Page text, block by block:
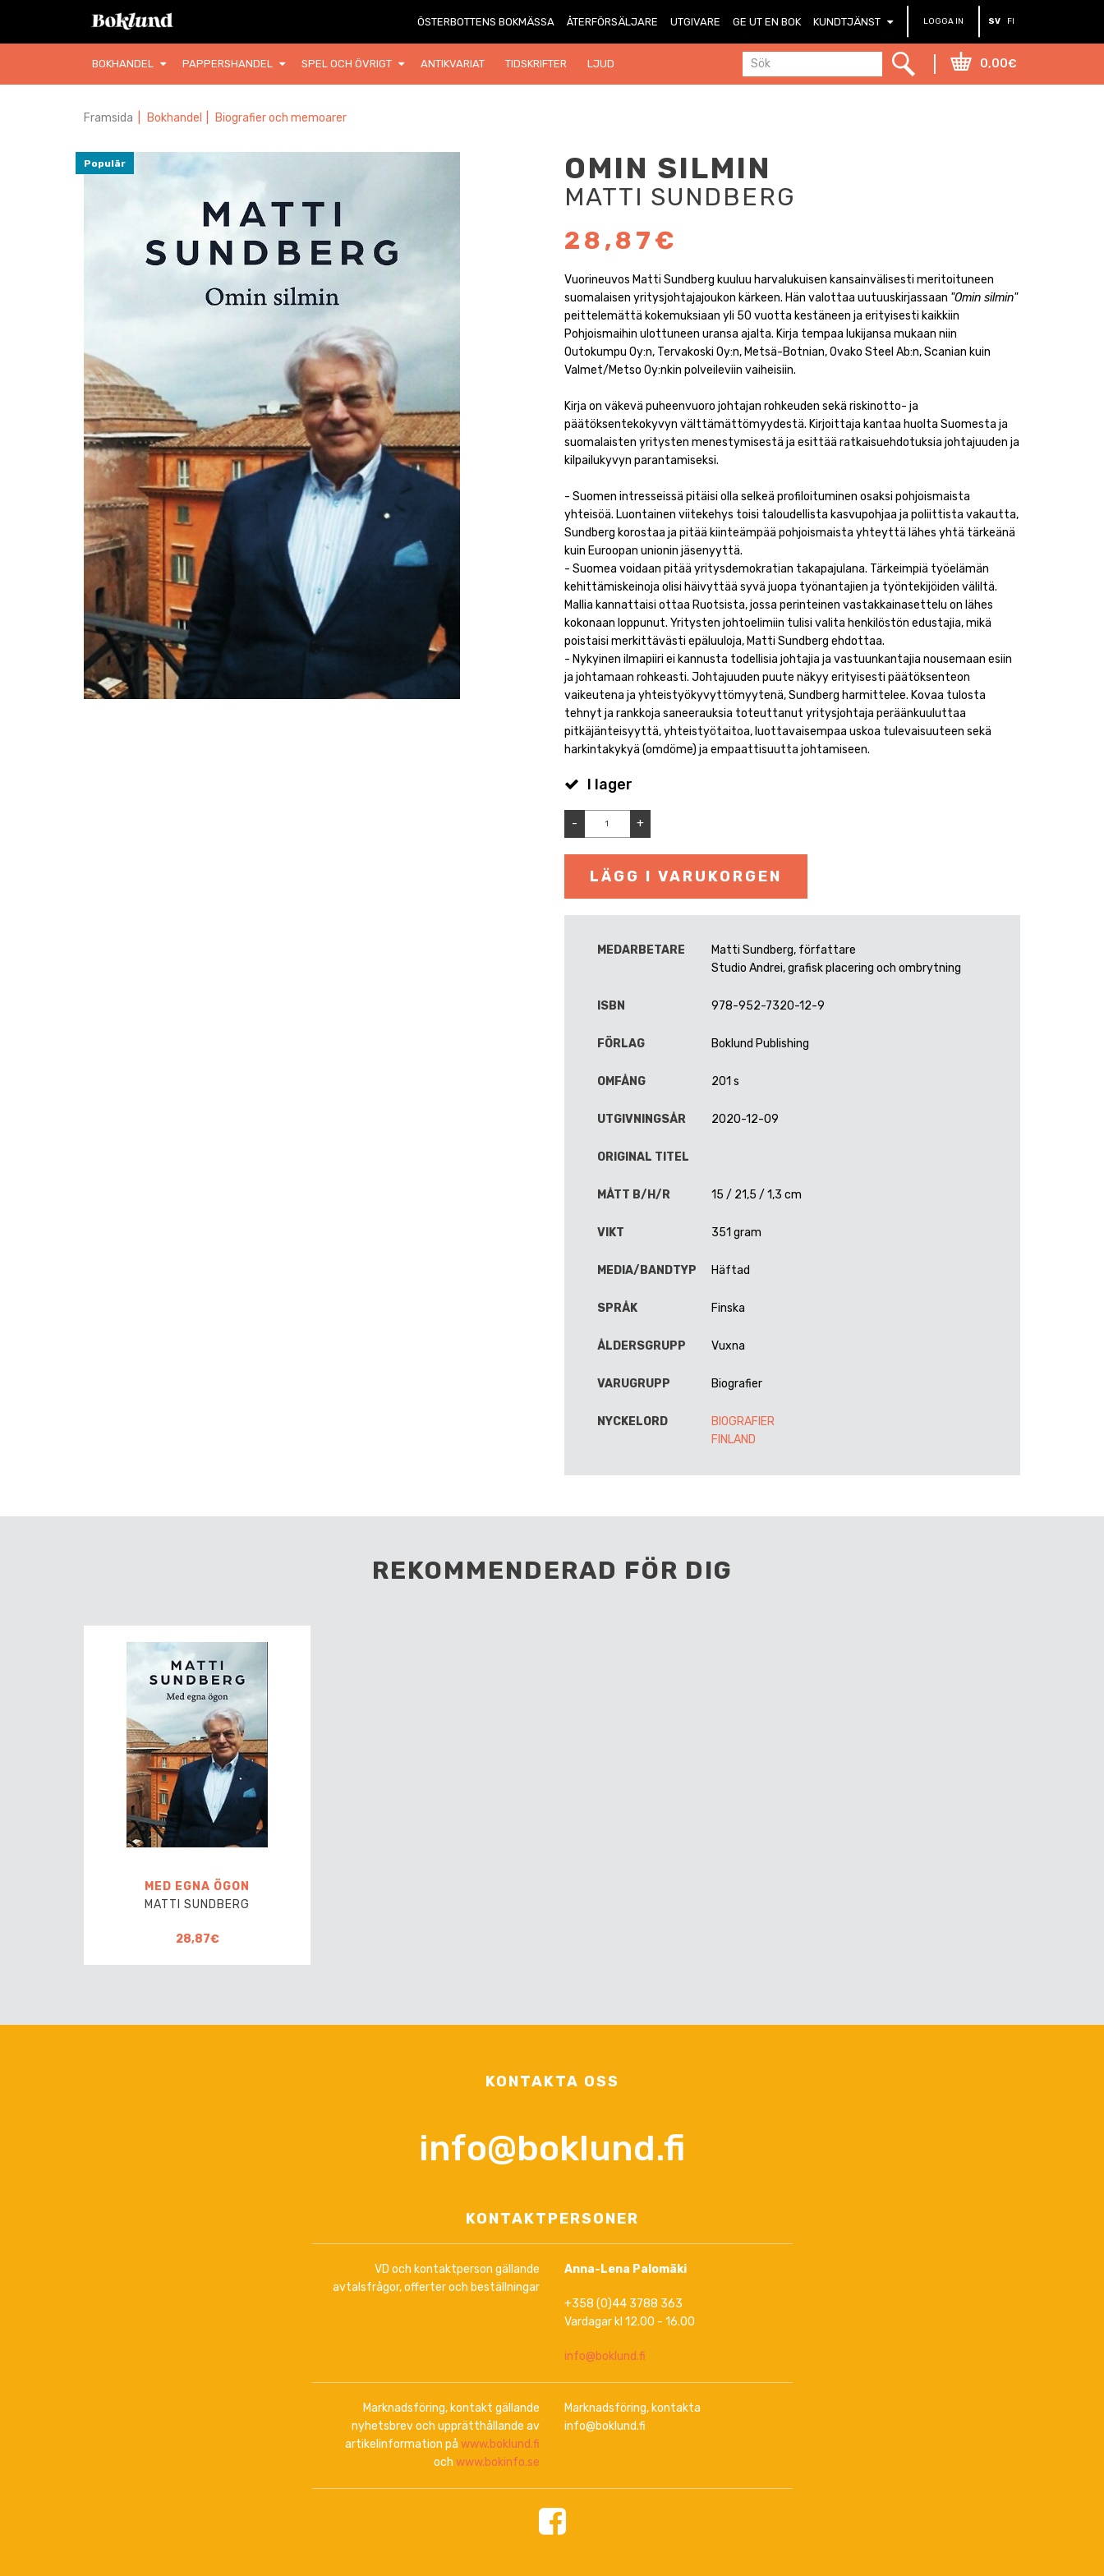
ÖSTERBOTTENS BOKMÄSSA ÅTERFÖRSÄLJARE UTGIVARE GE UT EN BOK KUNDTJÄNST LOGGA IN SV FI
BOKHANDEL PAPPERSHANDEL SPEL OCH ÖVRIGT ANTIKVARIAT TIDSKRIFTER LJUD 0,00€
Framsida Bokhandel Biografier och memoarer
Populär OMIN SILMIN
MATTI SUNDBERG
28,87€
Vuorineuvos Matti Sundberg kuuluu harvalukuisen kansainvälisesti meritoituneen
suomalaisen yritysjohtajajoukon kärkeen. Hän valottaa uutuuskirjassaan "Omin silmin"
peittelemättä kokemuksiaan yli 50 vuotta kestäneen ja erityisesti kaikkiin
Pohjoismaihin ulottuneen uransa ajalta. Kirja tempaa lukijansa mukaan niin
Outokumpu Oy:n, Tervakoski Oy:n, Metsä-Botnian, Ovako Steel Ab:n, Scanian kuin
Valmet/Metso Oy:nkin polveileviin vaiheisiin.
Kirja on väkevä puheenvuoro johtajan rohkeuden sekä riskinotto- ja
päätöksentekokyvyn välttämättömyydestä. Kirjoittaja kantaa huolta Suomesta ja
suomalaisten yritysten menestymisestä ja esittää ratkaisuehdotuksia johtajuuden ja
kilpailukyvyn parantamiseksi.
- Suomen intresseissä pitäisi olla selkeä profiloituminen osaksi pohjoismaista
yhteisöä. Luontainen viitekehys toisi taloudellista kasvupohjaa ja poliittista vakautta,
Sundberg korostaa ja pitää kiinteämpää pohjoismaista yhteyttä lähes yhtä tärkeänä
kuin Euroopan unionin jäsenyyttä.
- Suomea voidaan pitää yritysdemokratian takapajulana. Tärkeimpiä työelämän
kehittämiskeinoja olisi häivyttää syvä juopa työnantajien ja työntekijöiden väliltä.
Mallia kannattaisi ottaa Ruotsista, jossa perinteinen vastakkainasettelu on lähes
kokonaan loppunut. Yritysten johtoelimiin tulisi valita henkilöstön edustajia, mikä
poistaisi merkittävästi epäluuloja, Matti Sundberg ehdottaa.
- Nykyinen ilmapiiri ei kannusta todellisia johtajia ja vastuunkantajia nousemaan esiin
ja johtamaan rohkeasti. Johtajuuden puute näkyy erityisesti päätöksenteon
vaikeutena ja yhteistyökyvyttömyytenä, Sundberg harmittelee. Kovaa tulosta
tehnyt ja rankkoja saneerauksia toteuttanut yritysjohtaja peräänkuuluttaa
pitkäjänteisyyttä, yhteistyötaitoa, luottavaisempaa uskoa tulevaisuuteen sekä
harkintakykyä (omdöme) ja empaattisuutta johtamiseen.
I lager
- +
LÄGG I VARUKORGEN
MEDARBETARE
Matti Sundberg, författare
Studio Andrei, grafisk placering och ombrytning
ISBN 978-952-7320-12-9
FÖRLAG Boklund Publishing
OMFÅNG 201 s
UTGIVNINGSÅR 2020-12-09
ORIGINAL TITEL
MÅTT B/H/R 15 / 21,5 / 1,3 cm
VIKT 351 gram
MEDIA/BANDTYP Häftad
SPRÅK Finska
ÅLDERSGRUPP Vuxna
VARUGRUPP Biografier
NYCKELORD
BIOGRAFIER
FINLAND
REKOMMENDERAD FÖR DIG
MED EGNA ÖGON
MATTI SUNDBERG
28,87€
KONTAKTA OSS
info@boklund.fi
KONTAKTPERSONER
VD och kontaktperson gällande
avtalsfrågor, offerter och beställningar
Anna-Lena Palomäki
+358 (0)44 3788 363
Vardagar kl 12.00 - 16.00
info@boklund.fi
Marknadsföring, kontakt gällande
nyhetsbrev och upprätthållande av
artikelinformation på www.boklund.fi
och www.bokinfo.se
Marknadsföring, kontakta
info@boklund.fi